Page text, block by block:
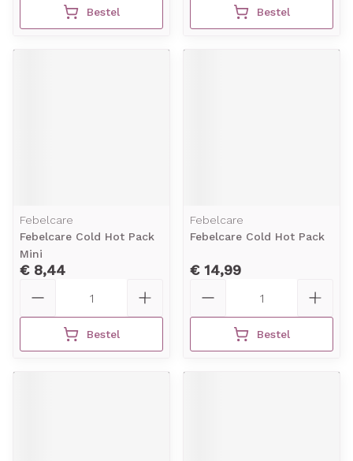
Bestel Bestel
Febelcare
Febelcare Cold Hot Pack
Mini
€ 8,44
Bestel
Febelcare
Febelcare Cold Hot Pack
€ 14,99
Bestel